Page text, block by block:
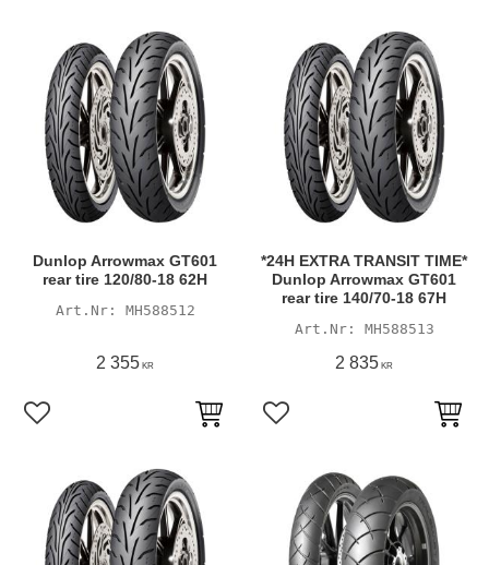
Dunlop Arrowmax GT601
rear tire 120/80-18 62H
MH588512
2 355 KR
Lägg till i favoriter
*24H EXTRA TRANSIT TIME*
Dunlop Arrowmax GT601
rear tire 140/70-18 67H
MH588513
2 835 KR
Lägg till i favoriter